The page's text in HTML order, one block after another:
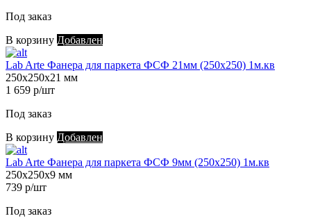
Под заказ
В корзину Добавлен
Lab Arte Фанера для паркета ФСФ 21мм (250х250) 1м.кв
250х250х21 мм
1 659 р/шт
Под заказ
В корзину Добавлен
Lab Arte Фанера для паркета ФСФ 9мм (250х250) 1м.кв
250х250х9 мм
739 р/шт
Под заказ